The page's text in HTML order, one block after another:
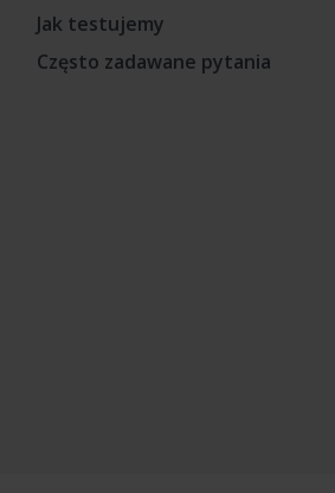
Jak testujemy
Często zadawane pytania